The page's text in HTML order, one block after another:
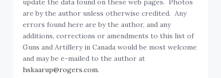
are by the author unless otherwise credited. Any
errors found here are by the author, and any
additions, corrections or amendments to this list of
Guns and Artillery in Canada would be most welcome
and may be e-mailed to the author at
hskaarup@rogers.com.